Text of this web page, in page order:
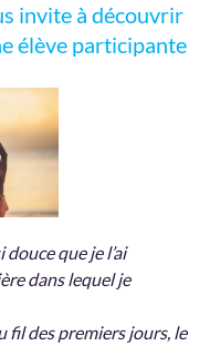
invite à découvrir
élève participante
que je l’ai
dans lequel je
fil des premiers jours, le